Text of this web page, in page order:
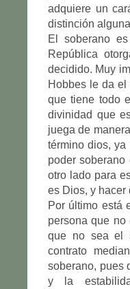
adquiere un
distinción
El soberano
República
decidido. Muy
Hobbes le da
que tiene todo
divinidad que
juega de
término dios,
poder
otro lado para
es Dios, y hacer
Por último está
persona que
que no sea el
contrato
soberano, pues
y la